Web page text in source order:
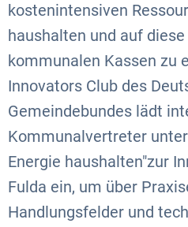
kostenintensiven
haushalten und auf
kommunalen Kassen zu
Innovators Club des
Gemeindebundes lädt
Kommunalvertreter
Energie haushalten"zur
Fulda ein, um über
Handlungsfelder und